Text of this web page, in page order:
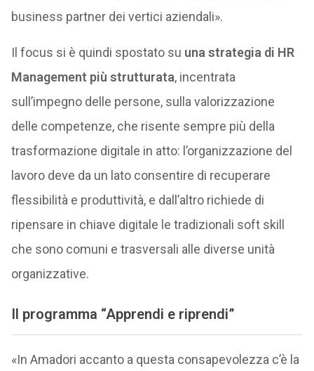
business partner dei vertici aziendali».
Il focus si è quindi spostato su una strategia di HR
Management più strutturata, incentrata
sull’impegno delle persone, sulla valorizzazione
delle competenze, che risente sempre più della
trasformazione digitale in atto: l’organizzazione del
lavoro deve da un lato consentire di recuperare
flessibilità e produttività, e dall’altro richiede di
ripensare in chiave digitale le tradizionali soft skill
che sono comuni e trasversali alle diverse unità
organizzative.
Il programma “Apprendi e riprendi”
«In Amadori accanto a questa consapevolezza c’è la